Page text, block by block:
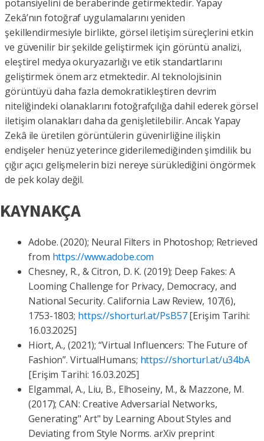
potansiyelini de beraberinde getirmektedir. Yapay
Zekâ’nın fotoğraf uygulamalarını yeniden
şekillendirmesiyle birlikte, görsel iletişim süreçlerini etkin
ve güvenilir bir şekilde geliştirmek için görüntü analizi,
eleştirel medya okuryazarlığı ve etik standartlarını
geliştirmek önem arz etmektedir. AI teknolojisinin
görüntüyü daha fazla demokratikleştiren devrim
niteliğindeki olanaklarını fotoğrafçılığa dahil ederek görsel
iletişim olanakları daha da genişletilebilir. Ancak Yapay
Zekâ ile üretilen görüntülerin güvenirliğine ilişkin
endişeler henüz yeterince giderilemediğinden şimdilik bu
çığır açıcı gelişmelerin bizi nereye sürüklediğini öngörmek
de pek kolay değil.
KAYNAKÇA
Adobe. (2020); Neural Filters in Photoshop; Retrieved
from https://www.adobe.com
Chesney, R., & Citron, D. K. (2019); Deep Fakes: A
Looming Challenge for Privacy, Democracy, and
National Security. California Law Review, 107(6),
1753-1803; https://shorturl.at/PsB57[Erişim Tarihi:
16.03.2025]
Hiort, A., (2021); “Virtual Influencers: The Future of
Fashion”. VirtualHumans; https://shorturl.at/u34bA
[Erişim Tarihi: 16.03.2025]
Elgammal, A., Liu, B., Elhoseiny, M., & Mazzone, M.
(2017); CAN: Creative Adversarial Networks,
Generating" Art" by Learning About Styles and
Deviating from Style Norms. arXiv preprint